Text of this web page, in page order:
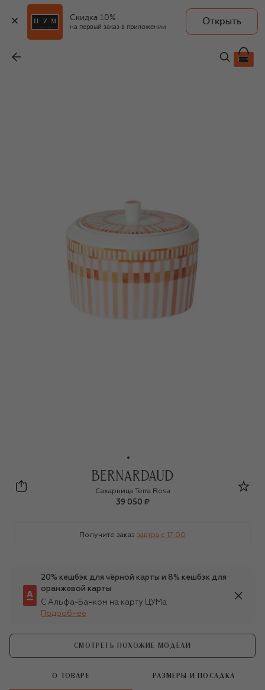
Скидка 10%
на первый заказ в приложении
Открыть
39 050 ₽
Bernardaud
Сахарница Terra Rosa
39 050 ₽
Получите заказ завтра c 17:00
20% кешбэк для чёрной карты и 8% кешбэк для
оранжевой карты
С Альфа-Банком на карту ЦУМа
Подробнее
СМОТРЕТЬ ПОХОЖИЕ МОДЕЛИ
О ТОВАРЕ РАЗМЕРЫ И ПОСАДКА